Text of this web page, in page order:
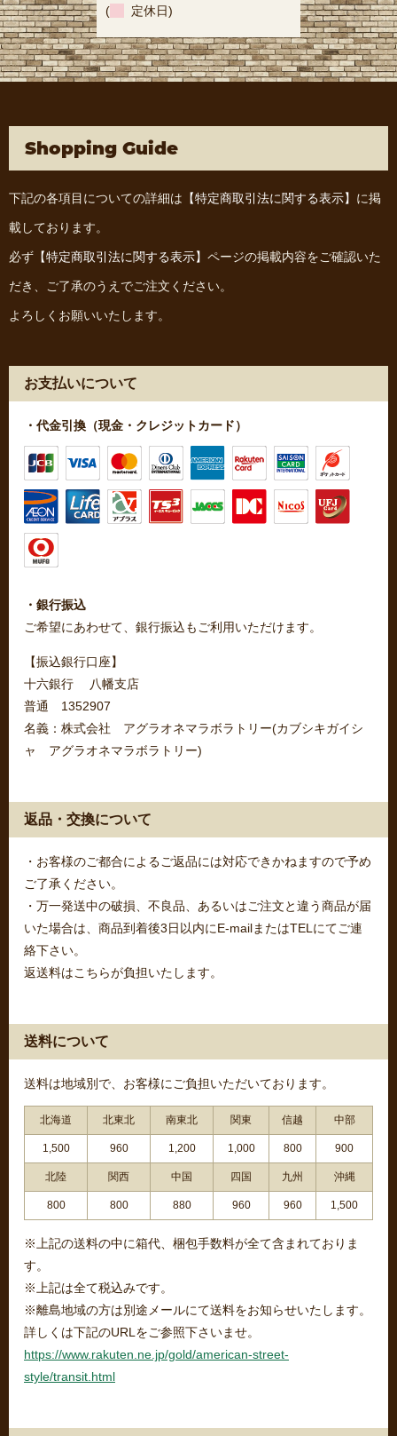
( 定休日)
Shopping Guide
下記の各項目についての詳細は 【特定商取引法に関する表示】 に掲
載しております。
必ず 【特定商取引法に関する表示】 ページの掲載内容をご確認いた
だき、ご了承のうえでご注文ください。
よろしくお願いいたします。
お支払いについて
・代金引換（現金・クレジットカード）
・銀行振込
ご希望にあわせて、銀行振込もご利用いただけます。
【振込銀行口座】
十六銀行 八幡支店
普通 1352907
名義：株式会社 アグラオネマラボラトリー(カブシキガイシ
ャ アグラオネマラボラトリー)
返品・交換について
・お客様のご都合によるご返品には対応できかねますので予め
ご了承ください。
・万一発送中の破損、不良品、あるいはご注文と違う商品が届
いた場合は、商品到着後3日以内にE-mailまたはTELにてご連
絡下さい。
返送料はこちらが負担いたします。
送料について
送料は地域別で、お客様にご負担いただいております。
北海道 北東北 南東北 関東 信越 中部
1,500 960 1,200 1,000 800 900
北陸 関西 中国 四国 九州 沖縄
800 800 880 960 960 1,500
※上記の送料の中に箱代、梱包手数料が全て含まれておりま
す。
※上記は全て税込みです。
※離島地域の方は別途メールにて送料をお知らせいたします。
詳しくは下記のURLをご参照下さいませ。
https://www.rakuten.ne.jp/gold/american-street-
style/transit.html